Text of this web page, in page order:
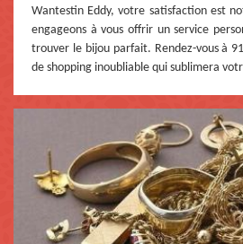
Wantestin Eddy, votre satisfaction est
engageons à vous offrir un service
trouver le bijou parfait. Rendez-vous à
de shopping inoubliable qui sublimera